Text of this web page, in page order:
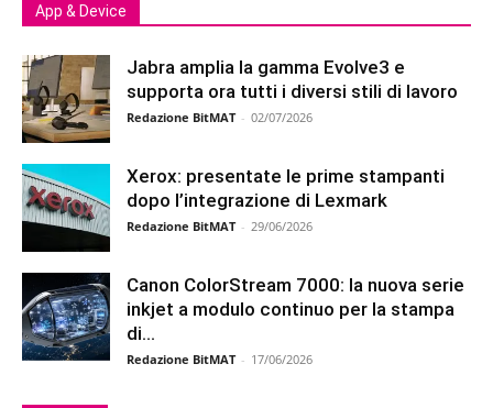
App & Device
Jabra amplia la gamma Evolve3 e
supporta ora tutti i diversi stili di lavoro
Redazione BitMAT - 02/07/2026
Xerox: presentate le prime stampanti
dopo l’integrazione di Lexmark
Redazione BitMAT - 29/06/2026
Canon ColorStream 7000: la nuova serie
inkjet a modulo continuo per la stampa
di...
Redazione BitMAT - 17/06/2026